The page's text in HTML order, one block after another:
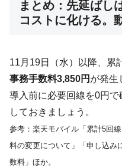
まとめ：先延ばし
コストに化ける。
11月19日（水）以降、累
事務手数料3,850円 が発生
導入前に必要回線を0円
しておきましょう。
参考：楽天モバイル「累計5回
料の変更について」「申し込み
数料」ほか。